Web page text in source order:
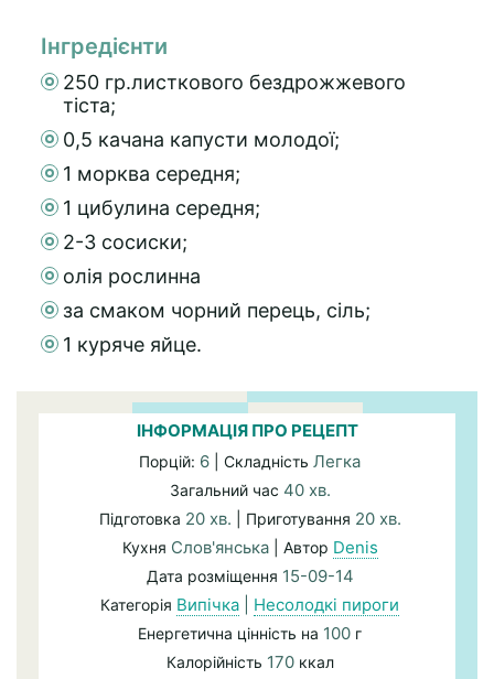
Інгредієнти
250 гр.листкового бездрожжевого
тіста;
0,5 качана капусти молодої;
1 морква середня;
1 цибулина середня;
2-3 сосиски;
олія рослинна
за смаком чорний перець, сіль;
1 куряче яйце.
ІНФОРМАЦІЯ ПРО РЕЦЕПТ
Порцій: 6 | Складність Легка
Загальний час 40 хв.
Підготовка 20 хв. | Приготування 20 хв.
Кухня Слов'янська| Автор Denis
Дата розміщення 15-09-14
Категорія Випічка Несолодкі пироги
Енергетична цінність на 100 г
Калорійність 170ккал